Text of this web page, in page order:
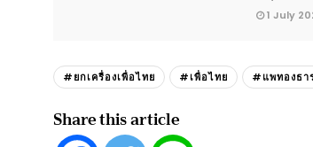
1 July
#ยกเครื่องเพื่อไทย #เพื่อไทย #แพทองธา
Share this article